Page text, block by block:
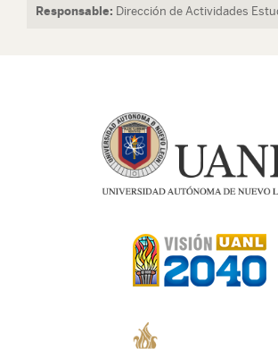
Responsable: Dirección de Actividades